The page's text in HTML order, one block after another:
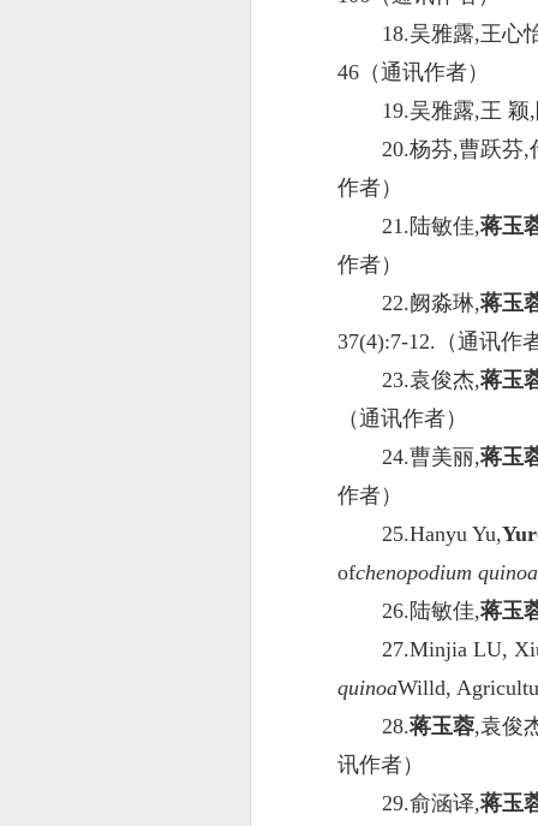
18.吴雅露,王心
46（通讯作者）
19.吴雅露,王
20.杨芬,曹跃芬,
作者）
21.陆敏佳,蒋玉
作者）
22.阙淼琳,蒋玉
37(4):7-12.（通讯作
23.袁俊杰,蒋玉
（通讯作者）
24.曹美丽,蒋玉
作者）
25.Hanyu Yu,
ofchenopodium quinoa
26.陆敏佳,蒋玉
27.Minjia LU,
quinoaWilld,
28.蒋玉蓉,袁俊
讯作者）
29.俞涵译,蒋玉